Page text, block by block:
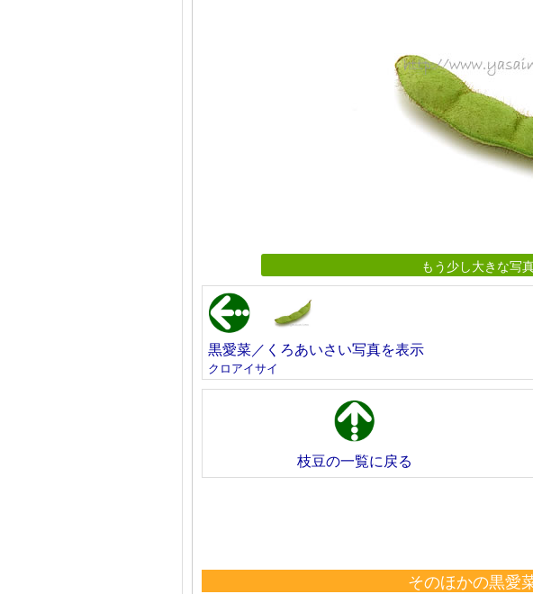
もう少し大きな写
黒愛菜／くろあいさい写真を表示
クロアイサイ
枝豆の一覧に戻る
そのほかの黒愛